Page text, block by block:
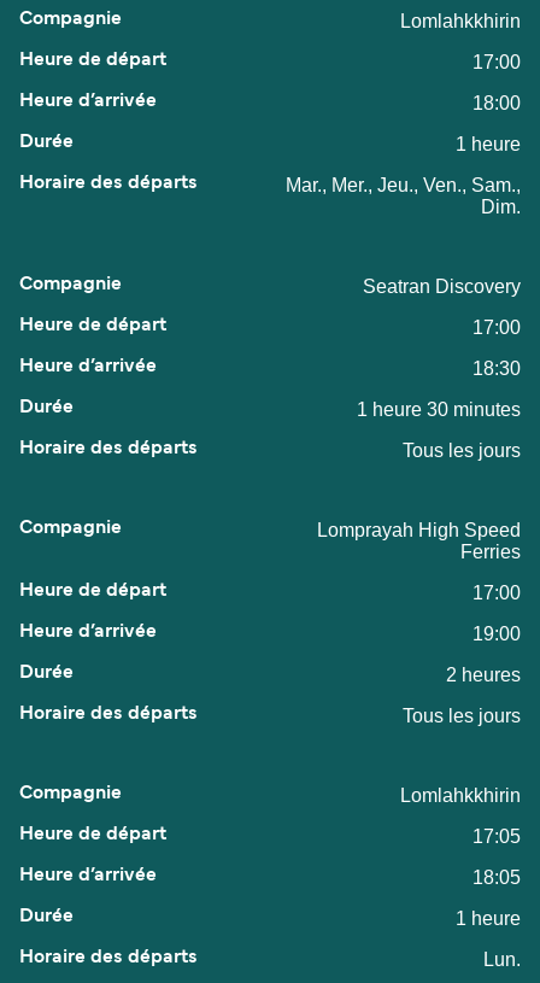
Lomlahkkhirin
17:00
18:00
1 heure
Mar., Mer., Jeu., Ven., Sam.,
Dim.
Seatran Discovery
17:00
18:30
1 heure 30 minutes
Tous les jours
Lomprayah High Speed
Ferries
17:00
19:00
2 heures
Tous les jours
Lomlahkkhirin
17:05
18:05
1 heure
Lun.